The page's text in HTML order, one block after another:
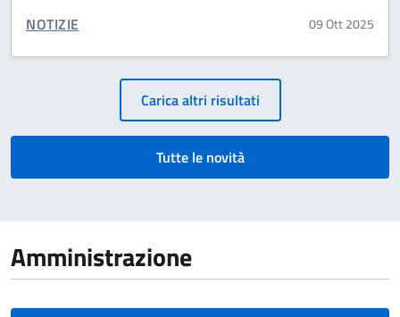
CATEGORIA CORRELATA:
NOTIZIE 09 Ott 2025
Paginazione Carica altri risultati
Tutte le novità
Amministrazione